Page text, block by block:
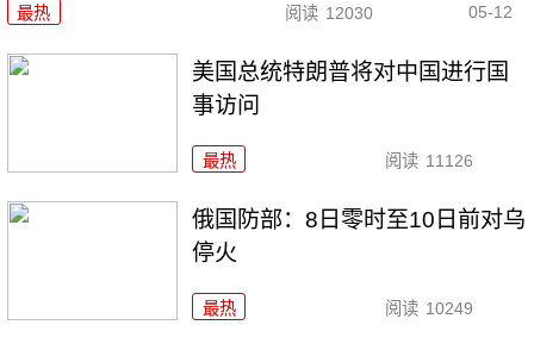
最热 阅读 12030 05-12
美国总统特朗普将对中国进行国
事访问
最热 阅读 11126
俄国防部：8日零时至10日前对乌
停火
最热 阅读 10249